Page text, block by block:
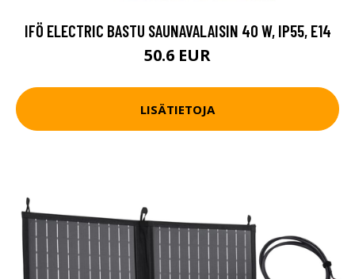
IFÖ ELECTRIC BASTU SAUNAVALAISIN 40 W, IP55, E14
50.6 EUR
LISÄTIETOJA